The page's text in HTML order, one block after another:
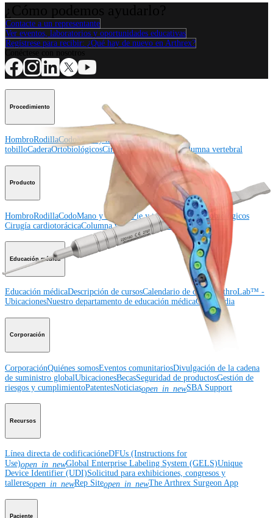
Contacte a un representante
Ver eventos, laboratorios y oportunidades educativas
Regístrese para recibir: ¿Qué hay de nuevo en Arthrex?
Procedimiento
HombroRodillaCodoMano y muñecaPie y
tobilloCaderaOrtobiológicosCirugía cardiotorácicaColumna vertebral
Producto
HombroRodillaCodoMano y muñeca Pie y tobilloCaderaOrtobiológicos
Cirugía cardiotorácicaColumna vertebralImagen y resección
Educación médica
Educación médicaDescripción de cursosCalendario de cursosArthroLab™ -
UbicacionesNuestro departamento de educación médicaOrthoPedia
Corporación
CorporaciónQuiénes somosEventos comunitariosDivulgación de la cadena
de suministro globalUbicacionesBecasSeguridad de productosGestión de
riesgos y cumplimientoPatentesNoticiasopen_in_newSBA Support
Recursos
Línea directa de codificacióneDFUs (Instructions for
Use)open_in_newGlobal Enterprise Labeling System (GELS)Unique
Device Identifier (UDI)Solicitud para exhibiciones, congresos y
talleresopen_in_newRep Siteopen_in_newThe Arthrex Surgeon App
Paciente